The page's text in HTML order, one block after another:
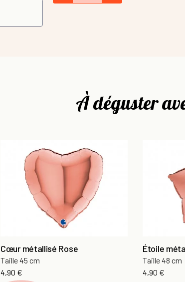
À déguster
Cœur métallisé Rose
Taille 45 cm
Prix
4,90 €
Étoile
Taille 48 cm
Prix
4,90 €